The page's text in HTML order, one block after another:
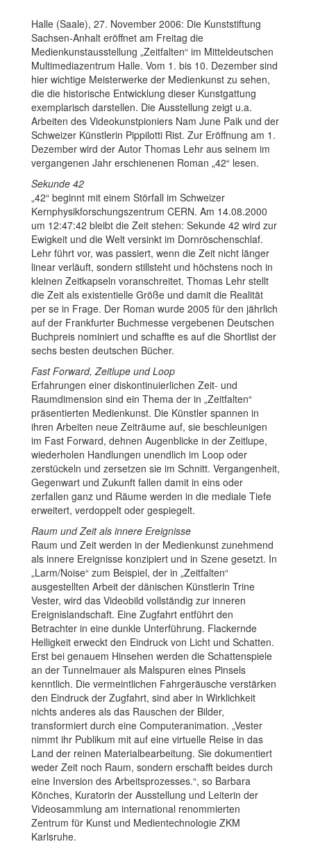
Halle (Saale), 27. November 2006: Die Kunststiftung
Sachsen-Anhalt eröffnet am Freitag die
Medienkunstausstellung „Zeitfalten“ im Mitteldeutschen
Multimediazentrum Halle. Vom 1. bis 10. Dezember sind
hier wichtige Meisterwerke der Medienkunst zu sehen,
die die historische Entwicklung dieser Kunstgattung
exemplarisch darstellen. Die Ausstellung zeigt u.a.
Arbeiten des Videokunstpioniers Nam June Paik und der
Schweizer Künstlerin Pippilotti Rist. Zur Eröffnung am 1.
Dezember wird der Autor Thomas Lehr aus seinem im
vergangenen Jahr erschienenen Roman „42“ lesen.
Sekunde 42
„42“ beginnt mit einem Störfall im Schweizer
Kernphysikforschungszentrum CERN. Am 14.08.2000
um 12:47:42 bleibt die Zeit stehen: Sekunde 42 wird zur
Ewigkeit und die Welt versinkt im Dornröschenschlaf.
Lehr führt vor, was passiert, wenn die Zeit nicht länger
linear verläuft, sondern stillsteht und höchstens noch in
kleinen Zeitkapseln voranschreitet. Thomas Lehr stellt
die Zeit als existentielle Größe und damit die Realität
per se in Frage. Der Roman wurde 2005 für den jährlich
auf der Frankfurter Buchmesse vergebenen Deutschen
Buchpreis nominiert und schaffte es auf die Shortlist der
sechs besten deutschen Bücher.
Fast Forward, Zeitlupe und Loop
Erfahrungen einer diskontinuierlichen Zeit- und
Raumdimension sind ein Thema der in „Zeitfalten“
präsentierten Medienkunst. Die Künstler spannen in
ihren Arbeiten neue Zeiträume auf, sie beschleunigen
im Fast Forward, dehnen Augenblicke in der Zeitlupe,
wiederholen Handlungen unendlich im Loop oder
zerstückeln und zersetzen sie im Schnitt. Vergangenheit,
Gegenwart und Zukunft fallen damit in eins oder
zerfallen ganz und Räume werden in die mediale Tiefe
erweitert, verdoppelt oder gespiegelt.
Raum und Zeit als innere Ereignisse
Raum und Zeit werden in der Medienkunst zunehmend
als innere Ereignisse konzipiert und in Szene gesetzt. In
„Larm/Noise“ zum Beispiel, der in „Zeitfalten“
ausgestellten Arbeit der dänischen Künstlerin Trine
Vester, wird das Videobild vollständig zur inneren
Ereignislandschaft. Eine Zugfahrt entführt den
Betrachter in eine dunkle Unterführung. Flackernde
Helligkeit erweckt den Eindruck von Licht und Schatten.
Erst bei genauem Hinsehen werden die Schattenspiele
an der Tunnelmauer als Malspuren eines Pinsels
kenntlich. Die vermeintlichen Fahrgeräusche verstärken
den Eindruck der Zugfahrt, sind aber in Wirklichkeit
nichts anderes als das Rauschen der Bilder,
transformiert durch eine Computeranimation. „Vester
nimmt ihr Publikum mit auf eine virtuelle Reise in das
Land der reinen Materialbearbeitung. Sie dokumentiert
weder Zeit noch Raum, sondern erschafft beides durch
eine Inversion des Arbeitsprozesses.“, so Barbara
Könches, Kuratorin der Ausstellung und Leiterin der
Videosammlung am international renommierten
Zentrum für Kunst und Medientechnologie ZKM
Karlsruhe.